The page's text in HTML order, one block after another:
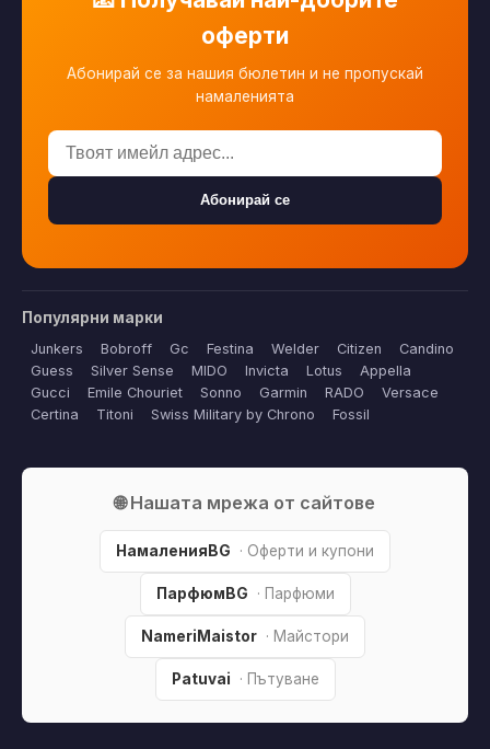
оферти
Абонирай се за нашия бюлетин и не пропускай
намаленията
Абонирай се
Популярни марки
Junkers Bobroff Gc Festina Welder Citizen
Candino
Guess
Silver Sense MIDO Invicta Lotus
Appella
Gucci
Emile Chouriet Sonno Garmin RADO
Versace
Certina
Titoni Swiss Military by Chrono Fossil
🌐 Нашата мрежа от сайтове
НамаленияBG · Оферти и купони
ПарфюмBG · Парфюми
NameriMaistor · Майстори
Patuvai · Пътуване